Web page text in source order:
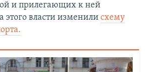
и прилегающих к ней
этого власти изменили схему